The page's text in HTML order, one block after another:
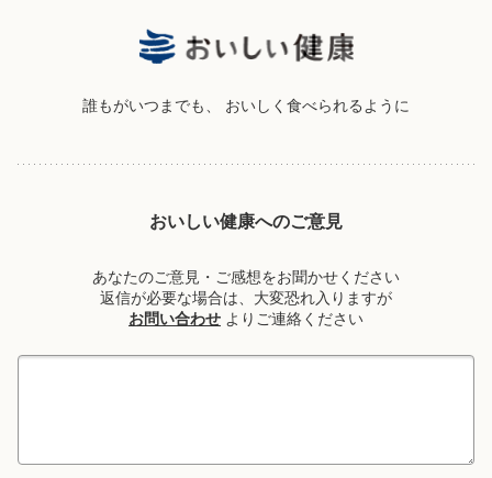
誰もがいつまでも、 おいしく食べられるように
おいしい健康へのご意見
あなたのご意見・ご感想をお聞かせください
返信が必要な場合は、大変恐れ入りますが
お問い合わせ よりご連絡ください